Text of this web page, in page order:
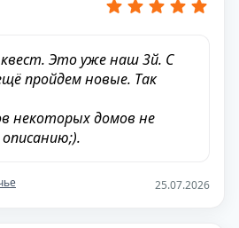
Это уже наш 3й. С
пройдем новые. Так
некоторых домов не
25.07.2026